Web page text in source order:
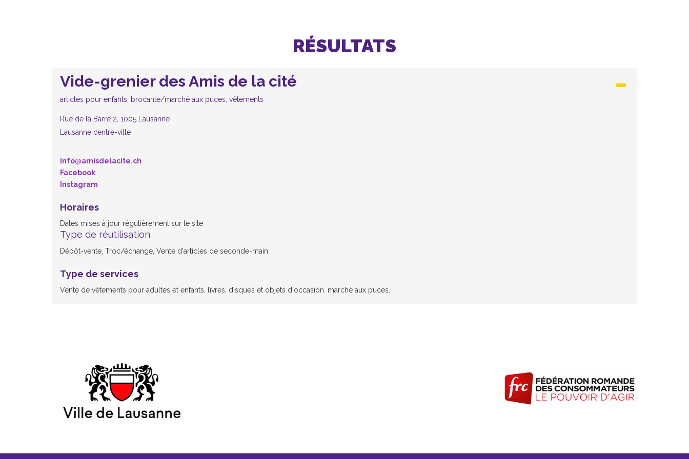
RÉSULTATS
Vide-grenier des Amis de la cité
articles pour enfants, brocante/marché aux puces, vêtements
Rue de la Barre 2, 1005 Lausanne
Lausanne centre-ville
info@amisdelacite.ch
Facebook
Instagram
Horaires
Dates mises à jour régulièrement sur le site
Type de réutilisation
Dépôt-vente, Troc/échange, Vente d'articles de seconde-main
Type de services
Vente de vêtements pour adultes et enfants, livres, disques et objets d'occasion. marché aux puces.